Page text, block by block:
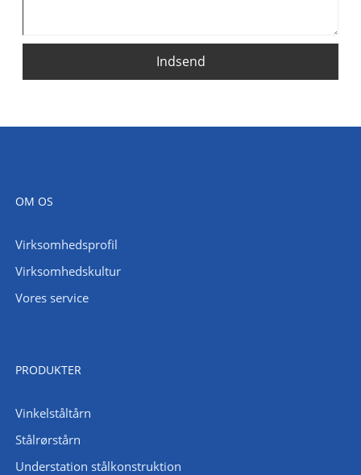
Indsend
OM OS
Virksomhedsprofil
Virksomhedskultur
Vores service
PRODUKTER
Vinkelståltårn
Stålrørstårn
Understation stålkonstruktion